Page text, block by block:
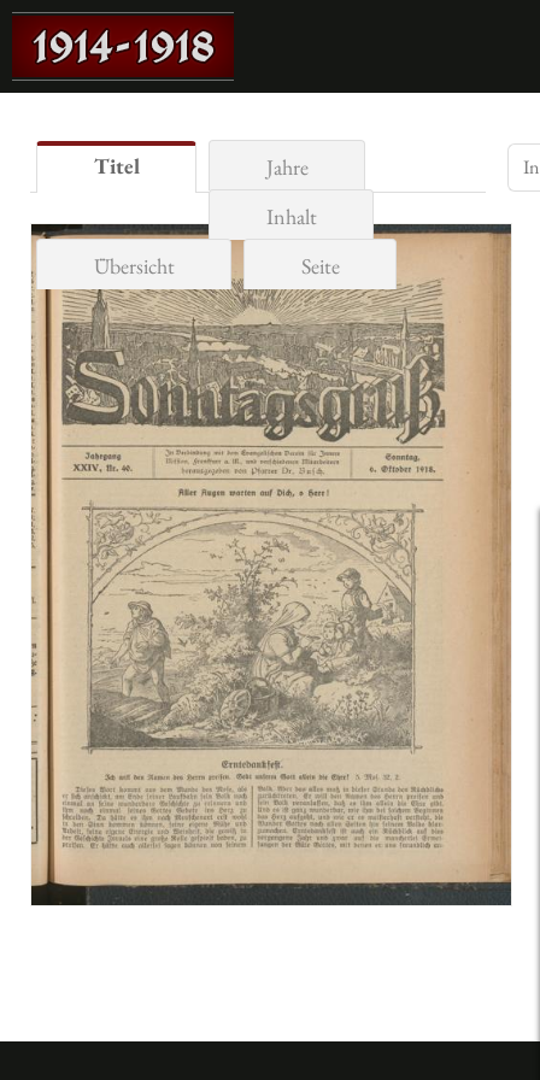
Titel
Jahre
Inhalt
Übersicht
Seite